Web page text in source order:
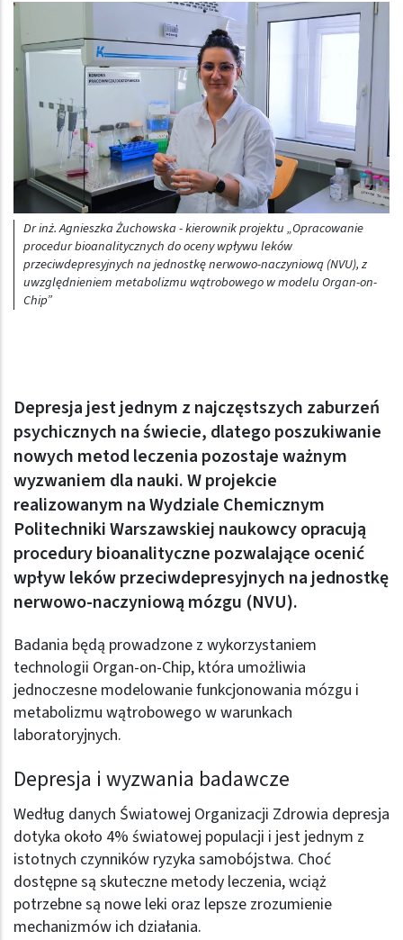
Obraz (old)
Dr inż. Agnieszka Żuchowska - kierownik projektu „Opracowanie
procedur bioanalitycznych do oceny wpływu leków
przeciwdepresyjnych na jednostkę nerwowo-naczyniową (NVU), z
uwzględnieniem metabolizmu wątrobowego w modelu Organ-on-
Chip”
Depresja jest jednym z najczęstszych zaburzeń
psychicznych na świecie, dlatego poszukiwanie
nowych metod leczenia pozostaje ważnym
wyzwaniem dla nauki. W projekcie
realizowanym na Wydziale Chemicznym
Politechniki Warszawskiej naukowcy opracują
procedury bioanalityczne pozwalające ocenić
wpływ leków przeciwdepresyjnych na jednostkę
nerwowo-naczyniową mózgu (NVU).
Badania będą prowadzone z wykorzystaniem
technologii Organ-on-Chip, która umożliwia
jednoczesne modelowanie funkcjonowania mózgu i
metabolizmu wątrobowego w warunkach
laboratoryjnych.
Depresja i wyzwania badawcze
Według danych Światowej Organizacji Zdrowia depresja
dotyka około 4% światowej populacji i jest jednym z
istotnych czynników ryzyka samobójstwa. Choć
dostępne są skuteczne metody leczenia, wciąż
potrzebne są nowe leki oraz lepsze zrozumienie
mechanizmów ich działania.